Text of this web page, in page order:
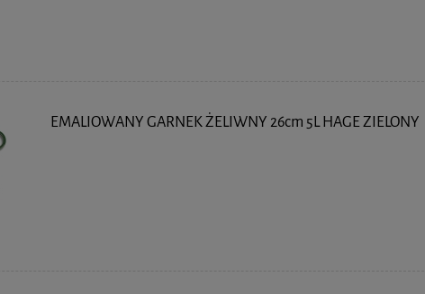
EMALIOWANY GARNEK ŻELIWNY 26cm 5L HAGE ZIELONY